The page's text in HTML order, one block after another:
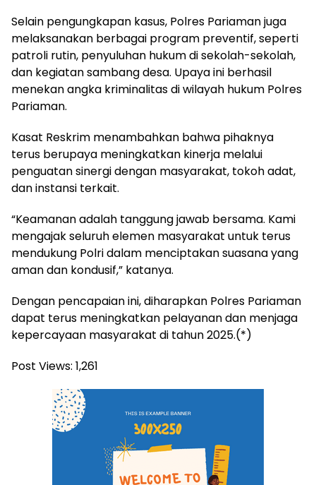
Selain pengungkapan kasus, Polres Pariaman juga
melaksanakan berbagai program preventif, seperti
patroli rutin, penyuluhan hukum di sekolah-sekolah,
dan kegiatan sambang desa. Upaya ini berhasil
menekan angka kriminalitas di wilayah hukum Polres
Pariaman.
Kasat Reskrim menambahkan bahwa pihaknya
terus berupaya meningkatkan kinerja melalui
penguatan sinergi dengan masyarakat, tokoh adat,
dan instansi terkait.
“Keamanan adalah tanggung jawab bersama. Kami
mengajak seluruh elemen masyarakat untuk terus
mendukung Polri dalam menciptakan suasana yang
aman dan kondusif,” katanya.
Dengan pencapaian ini, diharapkan Polres Pariaman
dapat terus meningkatkan pelayanan dan menjaga
kepercayaan masyarakat di tahun 2025.(*)
Post Views: 1,261